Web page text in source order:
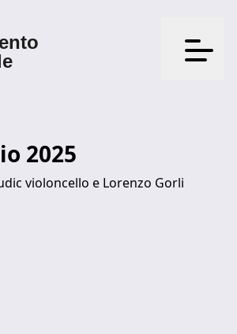
Apri il
2025
violoncello e Lorenzo Gorli